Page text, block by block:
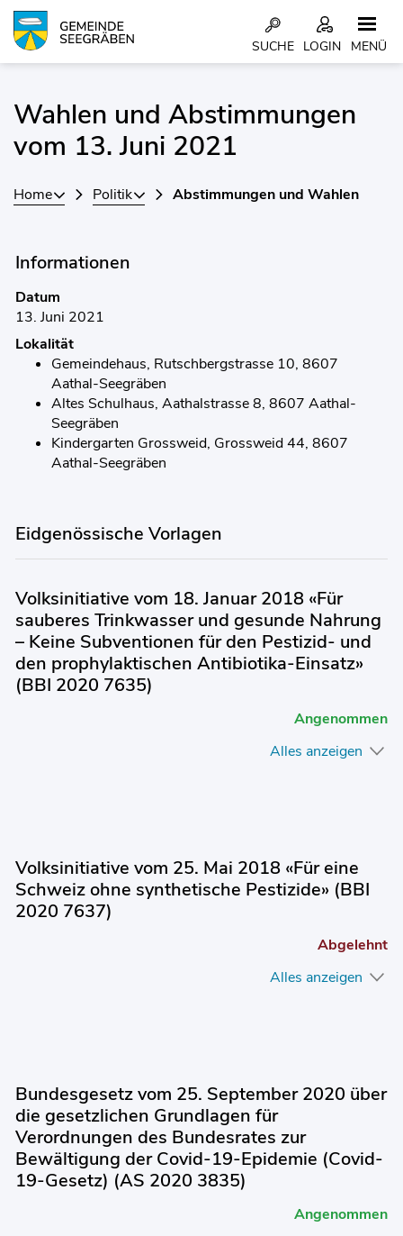
Kopfzeile
LOGIN
SUCHE MENÜ
Wahlen und Abstimmungen
vom 13. Juni 2021
Home Politik Abstimmungen und Wahlen
Informationen
Datum
13. Juni 2021
Lokalität
Gemeindehaus, Rutschbergstrasse 10, 8607
Aathal-Seegräben
Altes Schulhaus, Aathalstrasse 8, 8607 Aathal-
Seegräben
Kindergarten Grossweid, Grossweid 44, 8607
Aathal-Seegräben
Eidgenössische Vorlagen
Volksinitiative vom 18. Januar 2018 «Für
sauberes Trinkwasser und gesunde Nahrung
– Keine Subventionen für den Pestizid- und
den prophylaktischen Antibiotika-Einsatz»
(BBI 2020 7635)
Angenommen
Alles anzeigen
Volksinitiative vom 25. Mai 2018 «Für eine
Schweiz ohne synthetische Pestizide» (BBI
2020 7637)
Abgelehnt
Alles anzeigen
Bundesgesetz vom 25. September 2020 über
die gesetzlichen Grundlagen für
Verordnungen des Bundesrates zur
Bewältigung der Covid-19-Epidemie (Covid-
19-Gesetz) (AS 2020 3835)
Angenommen
Zugehörige Objekte